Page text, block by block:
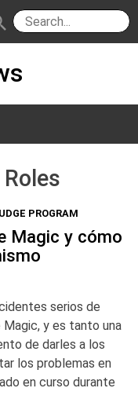
PROGRAM
Magic y cómo
serios de
y es tanto una
de darles a los
los problemas en
en curso durante